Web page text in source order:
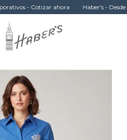
- Cotizar ahora Haber's - Desde